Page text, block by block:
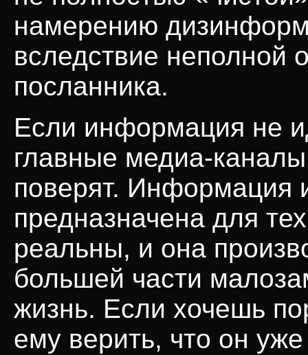
намерению
вследствие неполной
посланника.
Если информация не
главные медиа-
поверят. Информация
предназначена для
реальны, и она
большей части
жизнь. Если хочешь
ему верить, что он